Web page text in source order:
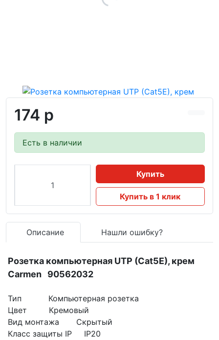
174 р
Есть в наличии
Купить
Купить в 1 клик
Описание Нашли ошибку?
Розетка компьютерная UTP (Cat5E), крем
Carmen 90562032
Тип Компьютерная розетка
Цвет Кремовый
Вид монтажа Скрытый
Класс защиты IP IP20